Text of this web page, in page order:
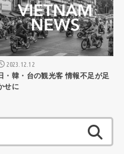
2023.12.12
・韓・台の観光客 情報不足が足
せに